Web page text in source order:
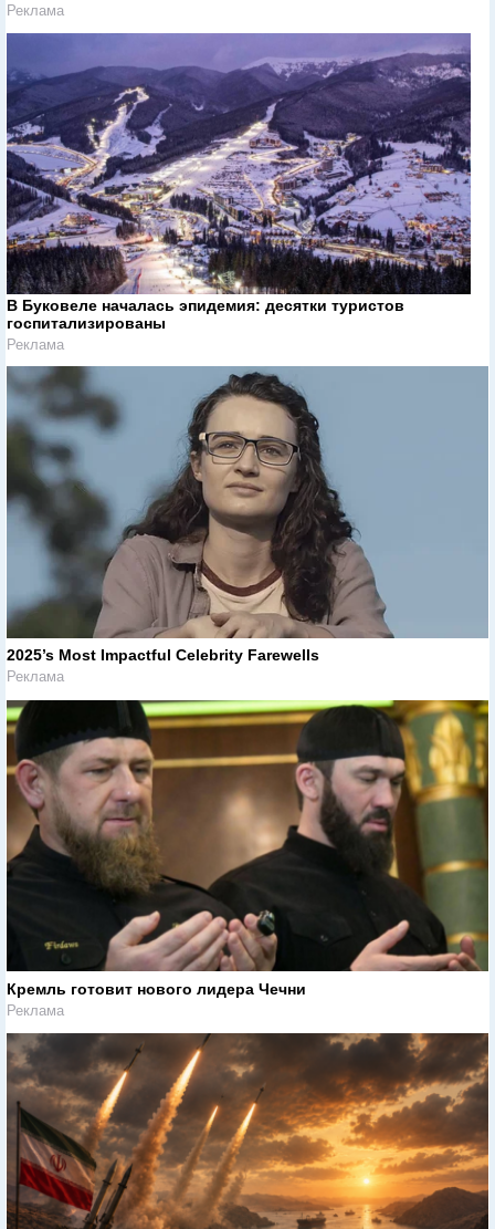
Реклама
В Буковеле началась эпидемия: десятки туристов
госпитализированы
Реклама
2025’s Most Impactful Celebrity Farewells
Реклама
Кремль готовит нового лидера Чечни
Реклама